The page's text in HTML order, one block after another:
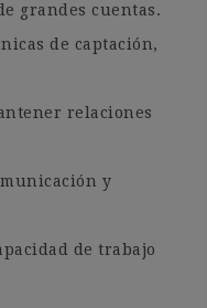
grandes cuentas.
de captación,
relaciones
y
de trabajo